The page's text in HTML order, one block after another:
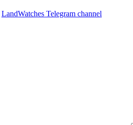
LandWatches Telegram channel